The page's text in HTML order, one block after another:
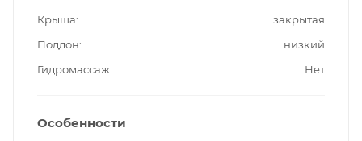
Крыша
закрытая
Поддон
низкий
Гидромассаж
Нет
Особенности